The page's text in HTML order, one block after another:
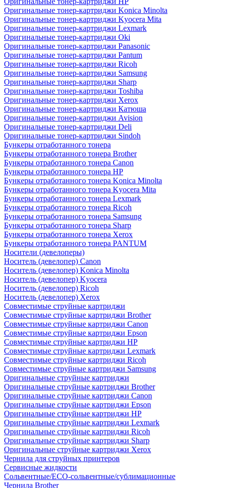
Оригинальные тонер-картриджи Konica Minolta
Оригинальные тонер-картриджи Kyocera Mita
Оригинальные тонер-картриджи Lexmark
Оригинальные тонер-картриджи Oki
Оригинальные тонер-картриджи Panasonic
Оригинальные тонер-картриджи Pantum
Оригинальные тонер-картриджи Ricoh
Оригинальные тонер-картриджи Samsung
Оригинальные тонер-картриджи Sharp
Оригинальные тонер-картриджи Toshiba
Оригинальные тонер-картриджи Xerox
Оригинальные тонер-картриджи Катюша
Оригинальные тонер-картриджи Avision
Оригинальные тонер-картриджи Deli
Оригинальные тонер-картриджи Sindoh
Бункеры отработанного тонера
Бункеры отработанного тонера Brother
Бункеры отработанного тонера Canon
Бункеры отработанного тонера HP
Бункеры отработанного тонера Konica Minolta
Бункеры отработанного тонера Kyocera Mita
Бункеры отработанного тонера Lexmark
Бункеры отработанного тонера Ricoh
Бункеры отработанного тонера Samsung
Бункеры отработанного тонера Sharp
Бункеры отработанного тонера Xerox
Бункеры отработанного тонера PANTUM
Носители (девелоперы)
Носитель (девелопер) Canon
Носитель (девелопер) Konica Minolta
Носитель (девелопер) Kyocera
Носитель (девелопер) Ricoh
Носитель (девелопер) Xerox
Совместимые струйные картриджи
Совместимые струйные картриджи Brother
Совместимые струйные картриджи Canon
Совместимые струйные картриджи Epson
Совместимые струйные картриджи HP
Совместимые струйные картриджи Lexmark
Совместимые струйные картриджи Ricoh
Совместимые струйные картриджи Samsung
Оригинальные струйные картриджи
Оригинальные струйные картриджи Brother
Оригинальные струйные картриджи Canon
Оригинальные струйные картриджи Epson
Оригинальные струйные картриджи HP
Оригинальные струйные картриджи Lexmark
Оригинальные струйные картриджи Ricoh
Оригинальные струйные картриджи Sharp
Оригинальные струйные картриджи Xerox
Чернила для струйных принтеров
Сервисные жидкости
Сольвентные/ECO-сольвентные/сублимационные
Чернила Brother